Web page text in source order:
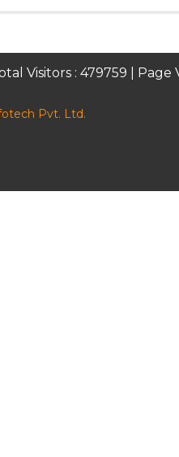
Visitors : 479759 | Page
Pvt. Ltd.